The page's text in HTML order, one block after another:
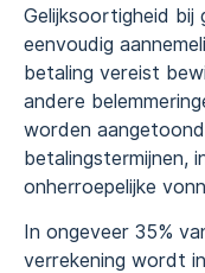
Gelijksoortigheid bij
eenvoudig
betaling vereist
andere
worden
betalingstermijnen,
onherroepelijke
In ongeveer 35%
verrekening wordt